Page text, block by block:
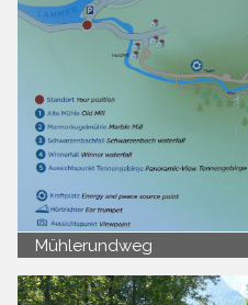
Mühlerundweg